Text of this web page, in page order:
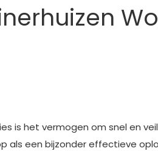
is het vermogen om snel en
als een bijzonder effectieve